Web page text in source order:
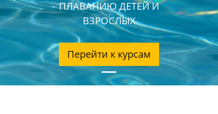
ПЛАВАНИЮ ДЕТЕЙ И
ВЗРОСЛЫХ
Перейти к курсам